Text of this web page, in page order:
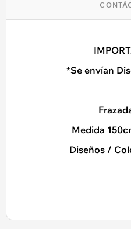
*Se envían
Medida
Diseños /